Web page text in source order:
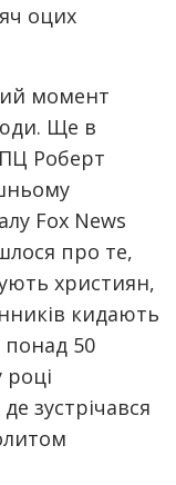
оцих
момент
Ще в
Роберт
Fox News
про те,
християн,
кидають
понад 50
році
зустрічався